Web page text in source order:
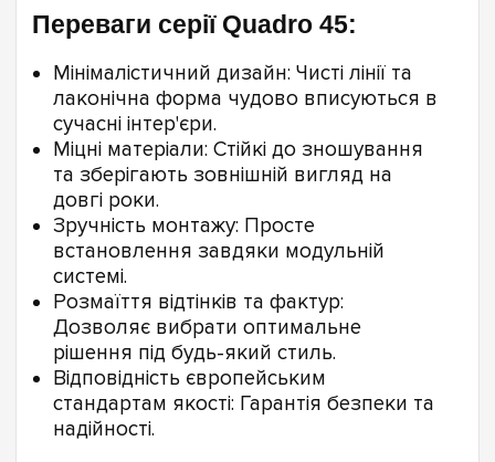
Переваги серії Quadro 45:
Мінімалістичний дизайн: Чисті лінії та
лаконічна форма чудово вписуються в
сучасні інтер'єри.
Міцні матеріали: Стійкі до зношування
та зберігають зовнішній вигляд на
довгі роки.
Зручність монтажу: Просте
встановлення завдяки модульній
системі.
Розмаїття відтінків та фактур:
Дозволяє вибрати оптимальне
рішення під будь-який стиль.
Відповідність європейським
стандартам якості: Гарантія безпеки та
надійності.